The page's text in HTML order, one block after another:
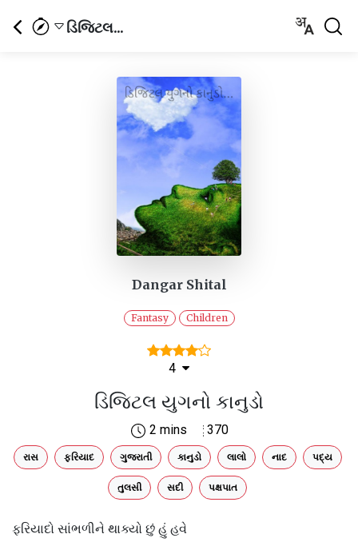
ડિજિટલ...
Dangar Shital
Fantasy Children
4
ડિજિટલ યુગનો કાનુડો
2 mins 370
રાસ ફરિયાદ ગુજરાતી કાનુડો લાલો નાદ પદ્ય
તુલસી સદી પક્ષપાત
ફરિયાદો સાંભળીને થાક્યો છું હું હવે